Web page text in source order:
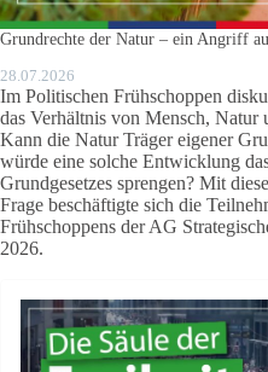
Grundrechte der Natur – ein Angriff
28.07.2026
Im Politischen Frühschoppen
das Verhältnis von Mensch, Natur
Kann die Natur Träger eigener
würde eine solche Entwicklung
Grundgesetzes sprengen? Mit
Frage beschäftigte sich die
Frühschoppens der AG
2026.